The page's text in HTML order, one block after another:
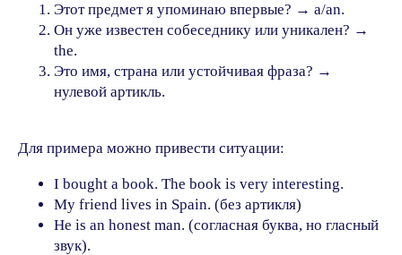
Этот предмет я упоминаю впервые? → a/an.
Он уже известен собеседнику или уникален? →
the.
Это имя, страна или устойчивая фраза? →
нулевой артикль.
Для примера можно привести ситуации:
I bought a book. The book is very interesting.
My friend lives in Spain. (без артикля)
He is an honest man. (согласная буква, но гласный
звук).